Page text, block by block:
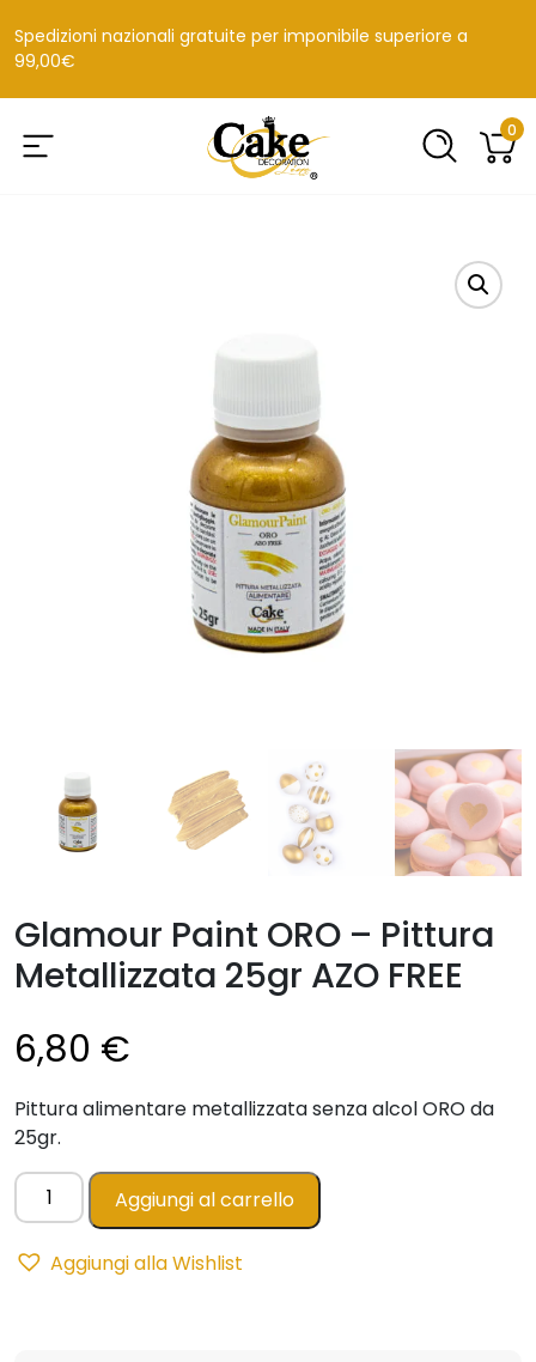
Spedizioni nazionali gratuite per imponibile superiore a
99,00€
0
Glamour Paint ORO – Pittura
Metallizzata 25gr AZO FREE
6,80 €
Pittura alimentare metallizzata senza alcol ORO da
25gr.
Glamour
Paint
-
Aggiungi al carrello
Aggiungi alla Wishlist